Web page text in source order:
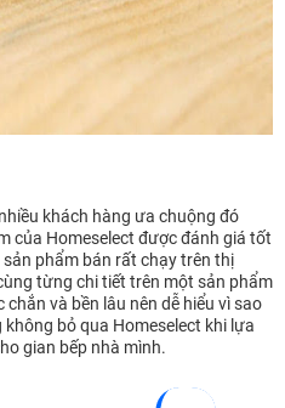
khách hàng ưa chuộng đó
của Homeselect được đánh giá tốt
phẩm bán rất chạy trên thị
từng chi tiết trên một sản phẩm
và bền lâu nên dễ hiểu vì sao
bỏ qua Homeselect khi lựa
gian bếp nhà mình.